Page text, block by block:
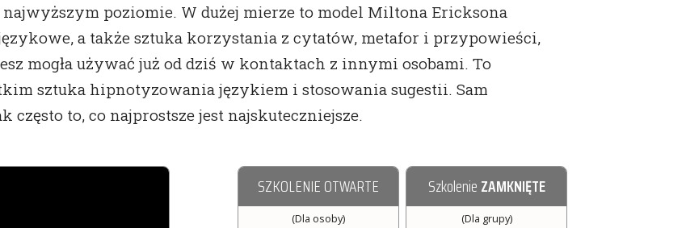
najwyższym poziomie. W dużej mierze to model Miltona Ericksona
a także sztuka korzystania z cytatów, metafor i przypowieści,
mogła używać już od dziś w kontaktach z innymi osobami. To
sztuka hipnotyzowania językiem i stosowania sugestii. Sam
często to, co najprostsze jest najskuteczniejsze.
SZKOLENIE OTWARTE
(Dla osoby)
Szkolenie ZAMKNIĘTE
(Dla grupy)